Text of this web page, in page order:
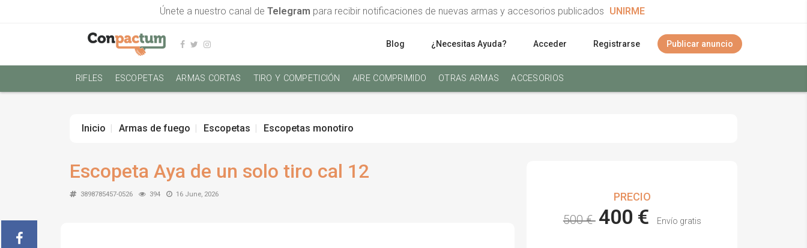
Únete a nuestro canal de Telegram para recibir notificaciones de nuevas armas y accesorios publicados UNIRME
Blog ¿Necesitas Ayuda? Acceder Registrarse Publicar anuncio
RIFLES ESCOPETAS ARMAS CORTAS TIRO Y COMPETICIÓN AIRE COMPRIMIDO OTRAS ARMAS ACCESORIOS
Inicio Armas de fuego Escopetas Escopetas monotiro
Escopeta Aya de un solo tiro cal 12
3898785457-0526 394 16 June, 2026 PRECIO
500 € 400 € Envío gratis